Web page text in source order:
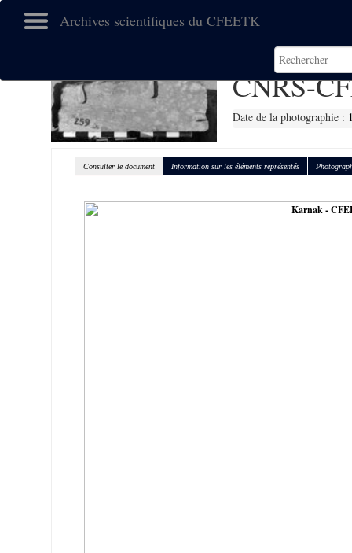
Archives scientifiques du CFEETK
CNRS-
Date de la photographie :
Consulter le document Information sur les éléments représentés